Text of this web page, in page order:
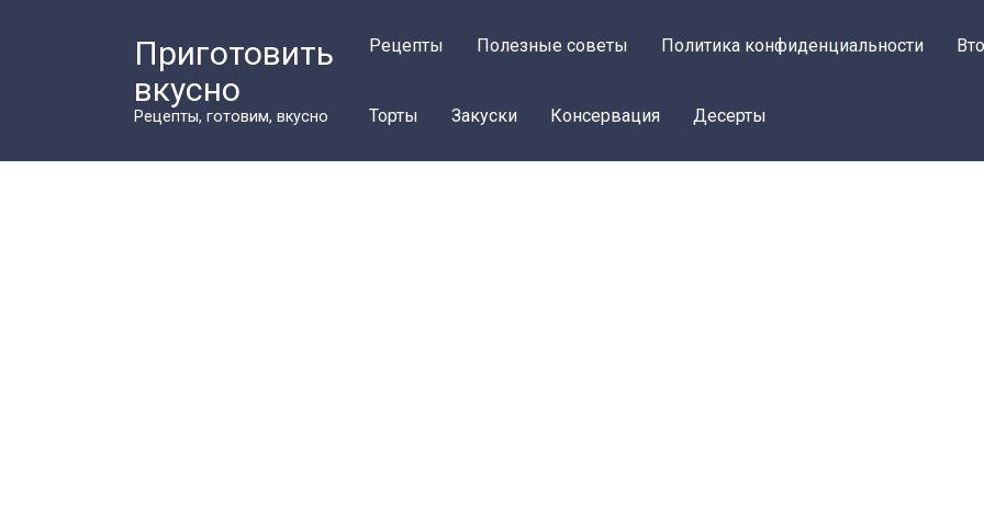
Приготовить
вкусно
Рецепты, готовим, вкусно
Рецепты Полезные советы Политика конфиденциальности
Торты Закуски Консервация Десерты